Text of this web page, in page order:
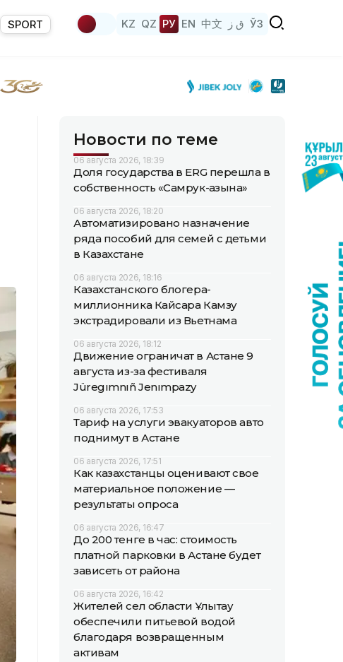
SPORT KZ QZ РУ EN 中文 ق ز ЎЗ
Новости по теме
06 августа 2026, 18:39
Доля государства в ERG перешла в
собственность «Самрук-Қазына»
06 августа 2026, 18:20
Автоматизировано назначение
ряда пособий для семей с детьми
в Казахстане
06 августа 2026, 18:16
Казахстанского блогера-
миллионника Кайсара Камзу
экстрадировали из Вьетнама
06 августа 2026, 18:12
Движение ограничат в Астане 9
августа из-за фестиваля
Jüregımnıñ Jenımpazy
06 августа 2026, 17:53
Тариф на услуги эвакуаторов авто
поднимут в Астане
06 августа 2026, 17:51
Как казахстанцы оценивают свое
материальное положение —
результаты опроса
06 августа 2026, 16:47
До 200 тенге в час: стоимость
платной парковки в Астане будет
зависеть от района
06 августа 2026, 16:42
Жителей сел области Ұлытау
обеспечили питьевой водой
благодаря возвращенным
активам